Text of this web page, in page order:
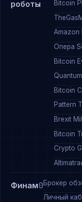
роботы
Bitcoin
Amazon
Опера
Bitcoin
Bitcoin
Pattern
Brexit
Bitcoin
Crypto
Финам0Брокер
Личный